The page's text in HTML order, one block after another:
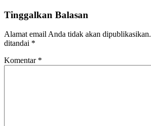
Tinggalkan Balasan
Alamat email Anda tidak akan dipublikasikan.
ditandai *
Komentar *